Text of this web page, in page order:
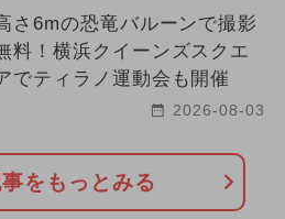
さ6mの恐竜バルーンで撮影
料！横浜クイーンズスクエ
でティラノ運動会も開催
2026-08-03
をもっとみる